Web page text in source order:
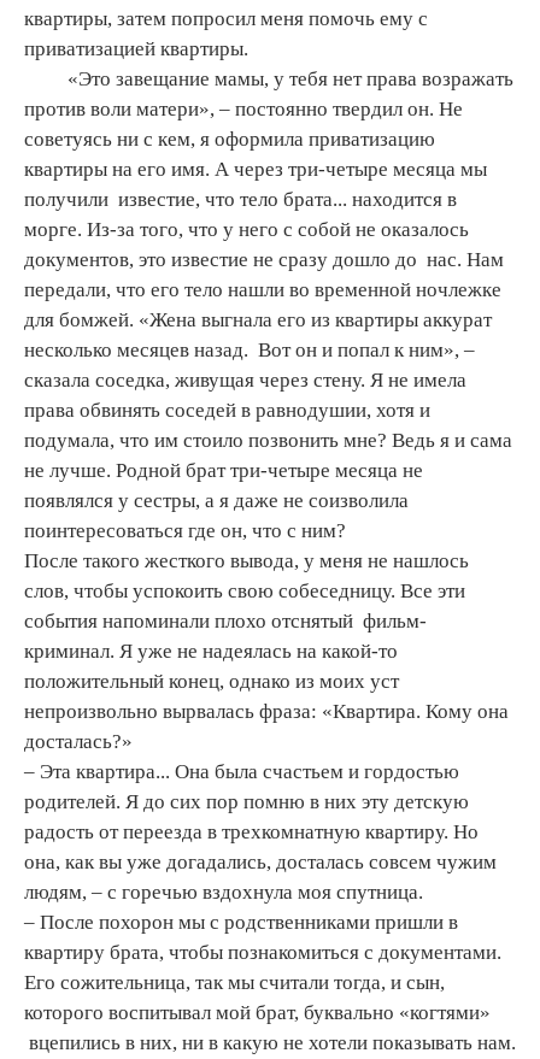
квартиры, затем попросил меня помочь ему с
приватизацией квартиры.
«Это завещание мамы, у тебя нет права возражать
против воли матери», – постоянно твердил он. Не
советуясь ни с кем, я оформила приватизацию
квартиры на его имя. А через три-четыре месяца мы
получили известие, что тело брата... находится в
морге. Из-за того, что у него с собой не оказалось
документов, это известие не сразу дошло до нас. Нам
передали, что его тело нашли во временной ночлежке
для бомжей. «Жена выгнала его из квартиры аккурат
несколько месяцев назад. Вот он и попал к ним», –
сказала соседка, живущая через стену. Я не имела
права обвинять соседей в равнодушии, хотя и
подумала, что им стоило позвонить мне? Ведь я и сама
не лучше. Родной брат три-четыре месяца не
появлялся у сестры, а я даже не соизволила
поинтересоваться где он, что с ним?
После такого жесткого вывода, у меня не нашлось
слов, чтобы успокоить свою собеседницу. Все эти
события напоминали плохо отснятый фильм-
криминал. Я уже не надеялась на какой-то
положительный конец, однако из моих уст
непроизвольно вырвалась фраза: «Квартира. Кому она
досталась?»
– Эта квартира... Она была счастьем и гордостью
родителей. Я до сих пор помню в них эту детскую
радость от переезда в трехкомнатную квартиру. Но
она, как вы уже догадались, досталась совсем чужим
людям, – с горечью вздохнула моя спутница.
– После похорон мы с родственниками пришли в
квартиру брата, чтобы познакомиться с документами.
Его сожительница, так мы считали тогда, и сын,
которого воспитывал мой брат, буквально «когтями»
вцепились в них, ни в какую не хотели показывать нам.